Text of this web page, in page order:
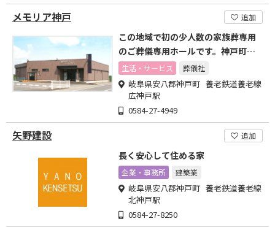
メモリア神戸 追加
この地域で初の少人数の家族葬専用
のご葬儀専用ホールです。神戸町役
場より徒歩10分の場所です
生活・サービス 葬儀社
岐阜県安八郡神戸町 養老鉄道養老線
広神戸駅
0584-27-4949
矢野建設 追加
長く安心して住める家
企業・事務所 建築業
岐阜県安八郡神戸町 養老鉄道養老線
北神戸駅
0584-27-8250